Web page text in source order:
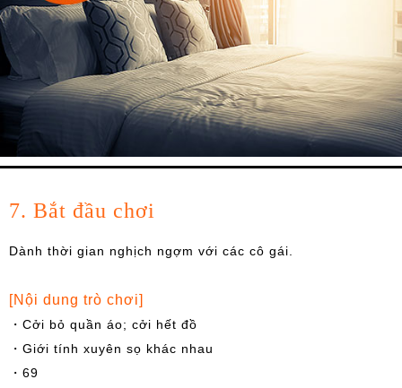
7. Bắt đầu chơi
Dành thời gian nghịch ngợm với các cô gái.
[Nội dung trò chơi]
・Cởi bỏ quần áo; cởi hết đồ
・Giới tính xuyên sọ khác nhau
・69